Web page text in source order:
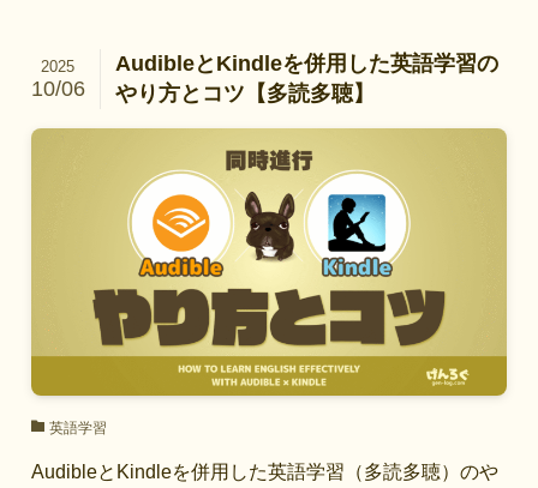
AudibleとKindleを併用した英語学習の
やり方とコツ【多読多聴】
2025
10/06
英語学習
AudibleとKindleを併用した英語学習（多読多聴）のや